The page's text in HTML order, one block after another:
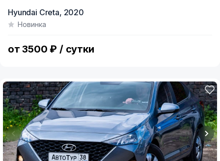
of
Hyundai Creta, 2020
Новинка
от 3500 ₽ / сутки